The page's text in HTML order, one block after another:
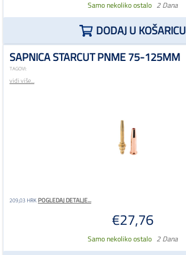
Samo nekoliko ostalo 2 Dana
DODAJ U KOŠARICU
SAPNICA STARCUT PNME 75-125MM
TAGOVI:
vidi više...
209,03 HRKPOGLEDAJ DETALJE...
€27,76
Samo nekoliko ostalo 2 Dana